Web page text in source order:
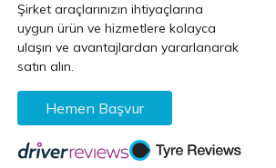
Şirket araçlarınızın ihtiyaçlarına
uygun ürün ve hizmetlere kolayca
ulaşın ve avantajlardan yararlanarak
satın alın.
Hemen Başvur